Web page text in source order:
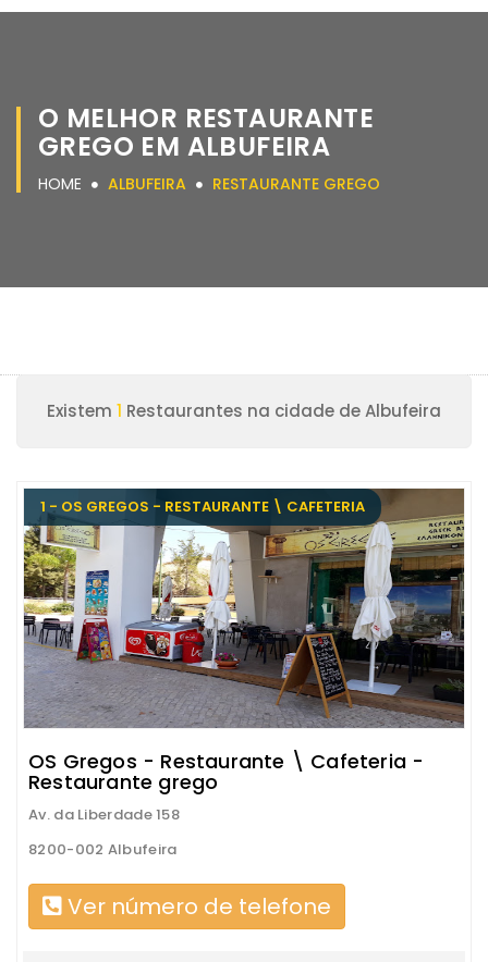
O MELHOR RESTAURANTE
GREGO EM ALBUFEIRA
HOME ALBUFEIRA RESTAURANTE GREGO
Existem 1 Restaurantes na cidade de Albufeira
1 - OS GREGOS - RESTAURANTE \ CAFETERIA
OS Gregos - Restaurante \ Cafeteria -
Restaurante grego
Av. da Liberdade 158
8200-002 Albufeira
Ver número de telefone